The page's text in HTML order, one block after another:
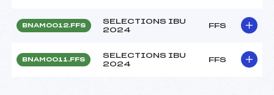
BNAM0012.FFS
SELECTIONS IBU
2024
FFS
BNAM0011.FFS
SELECTIONS IBU
2024
FFS